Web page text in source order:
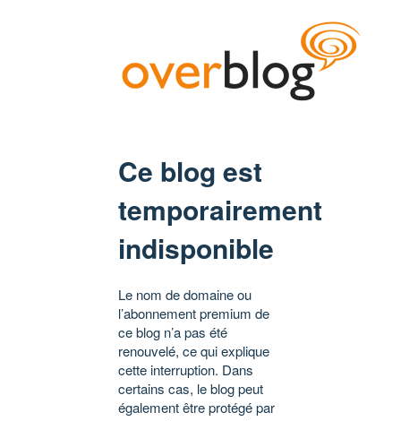
Ce blog est
temporairement
indisponible
Le nom de domaine ou
l’abonnement premium de
ce blog n’a pas été
renouvelé, ce qui explique
cette interruption. Dans
certains cas, le blog peut
également être protégé par